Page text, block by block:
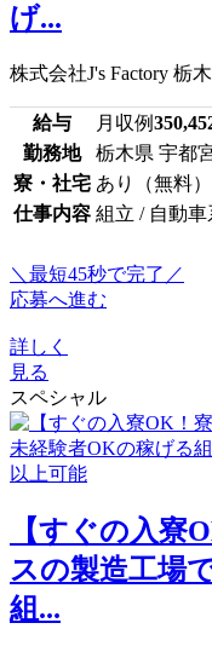
げ...
株式会社J's Factory 栃
給与 月収例
勤務地
栃木県 宇都
寮・社宅 あり（無料）
仕事内容 組立 / 自動
＼最短45秒で完了／
応募へ進む
詳しく
見る
スペシャル
【すぐの入寮
スの製造工場
組...